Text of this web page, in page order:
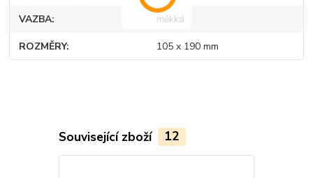
VAZBA měkká
ROZMĚRY 105 x 190 mm
Související zboží 12